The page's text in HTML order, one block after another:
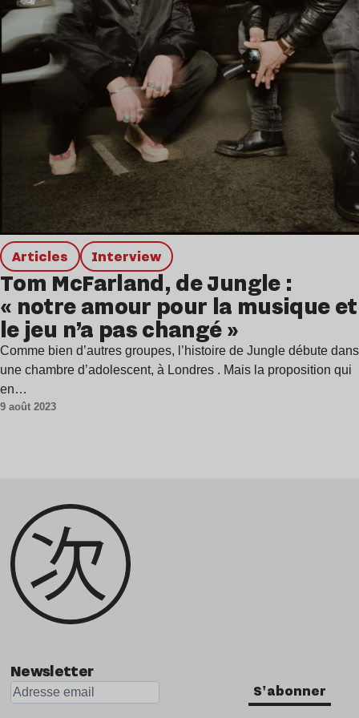
Articles interview
Tom McFarland, de Jungle :
« notre amour pour la musique et
le jeu n’a pas changé »
Comme bien d’autres groupes, l’histoire de Jungle débute dans
une chambre d’adolescent, à Londres . Mais la proposition qui
en…
9 août 2023
Newsletter
S'abonner